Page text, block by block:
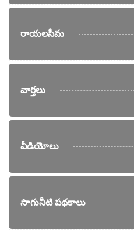
రాయలసీమ
వార్తలు
వీడియోలు
సాగునీటి పథకాలు